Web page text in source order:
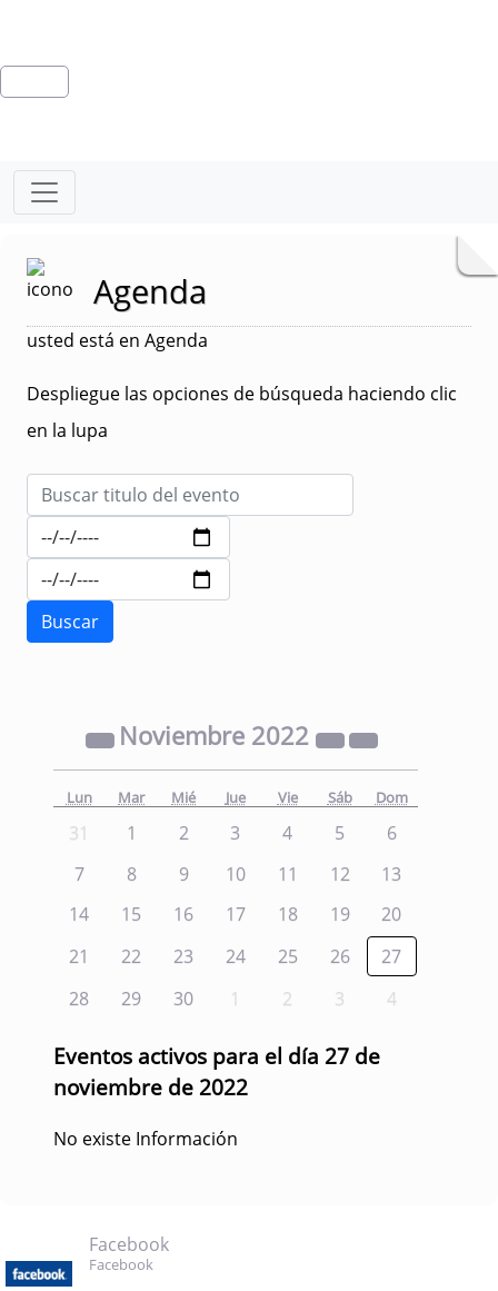
Agenda
usted está en Agenda
Despliegue las opciones de búsqueda haciendo clic
en la lupa
Noviembre 2022
Lun Mar Mié Jue Vie Sáb Dom
31 1 2 3 4 5
6
7
8 9 10 11 12
13
14
15 16 17 18 19
20
21
22 23 24 25 26
27
28
29 30 1 2 3 4
Eventos activos para el día 27 de
noviembre de 2022
No existe Información
Facebook
Facebook